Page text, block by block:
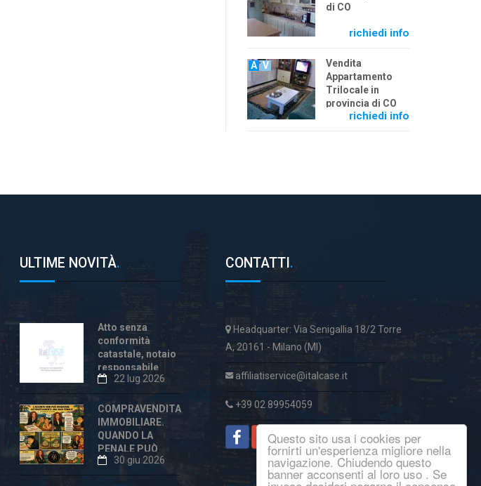
Questo sito usa i cookies per
fornirti un'esperienza migliore nella
navigazione. Chiudendo questo
banner acconsenti al loro uso . Se
di CO
richiedi info
A V
Vendita
Appartamento
Trilocale in
provincia di CO
richiedi info
ULTIME NOVITÀ.
Atto senza
conformità
catastale, notaio
responsabile
anche dopo la
«correzione»
22 lug 2026
COMPRAVENDITA
IMMOBILIARE.
QUANDO LA
PENALE PUÒ
ESSERE
ECCESSIVA E
30 giu 2026
CONTATTI .
Headquarter: Via Senigallia 18/2 Torre
A, 20161 - Milano (MI)
affiliatiservice@italcase.it
+39 02 89954059